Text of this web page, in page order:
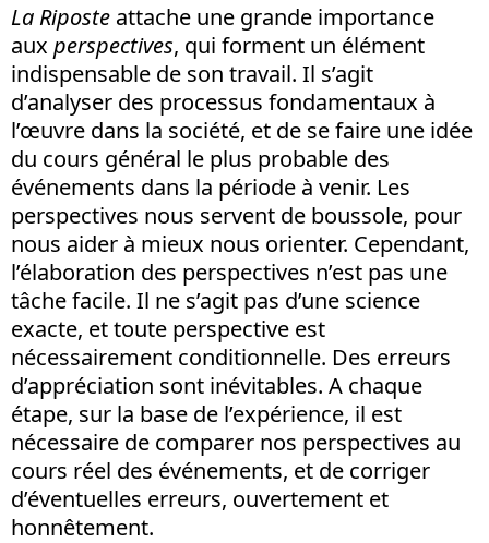
La Riposte attache une grande importance
aux perspectives, qui forment un élément
indispensable de son travail. Il s’agit
d’analyser des processus fondamentaux à
l’œuvre dans la société, et de se faire une idée
du cours général le plus probable des
événements dans la période à venir. Les
perspectives nous servent de boussole, pour
nous aider à mieux nous orienter. Cependant,
l’élaboration des perspectives n’est pas une
tâche facile. Il ne s’agit pas d’une science
exacte, et toute perspective est
nécessairement conditionnelle. Des erreurs
d’appréciation sont inévitables. A chaque
étape, sur la base de l’expérience, il est
nécessaire de comparer nos perspectives au
cours réel des événements, et de corriger
d’éventuelles erreurs, ouvertement et
honnêtement.